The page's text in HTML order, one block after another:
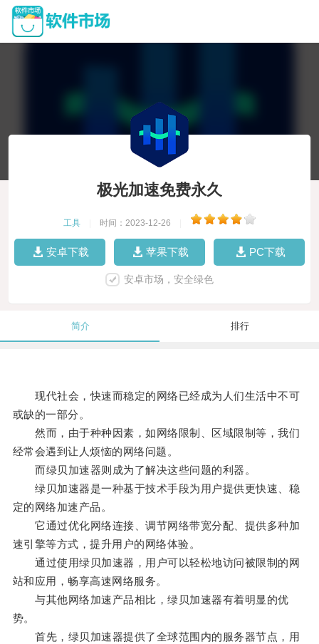
极光加速免费永久
工具 时间：2023-12-26
安卓下载 苹果下载 PC下载
安卓市场，安全绿色
简介 排行
现代社会，快速而稳定的网络已经成为人们生活中不可
或缺的一部分。
然而，由于种种因素，如网络限制、区域限制等，我们
经常会遇到让人烦恼的网络问题。
而绿贝加速器则成为了解决这些问题的利器。
绿贝加速器是一种基于技术手段为用户提供更快速、稳
定的网络加速产品。
它通过优化网络连接、调节网络带宽分配、提供多种加
速引擎等方式，提升用户的网络体验。
通过使用绿贝加速器，用户可以轻松地访问被限制的网
站和应用，畅享高速网络服务。
与其他网络加速产品相比，绿贝加速器有着明显的优
势。
首先，绿贝加速器提供了全球范围内的服务器节点，用